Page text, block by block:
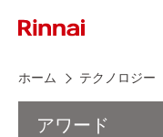
ホーム テクノロジー
アワード